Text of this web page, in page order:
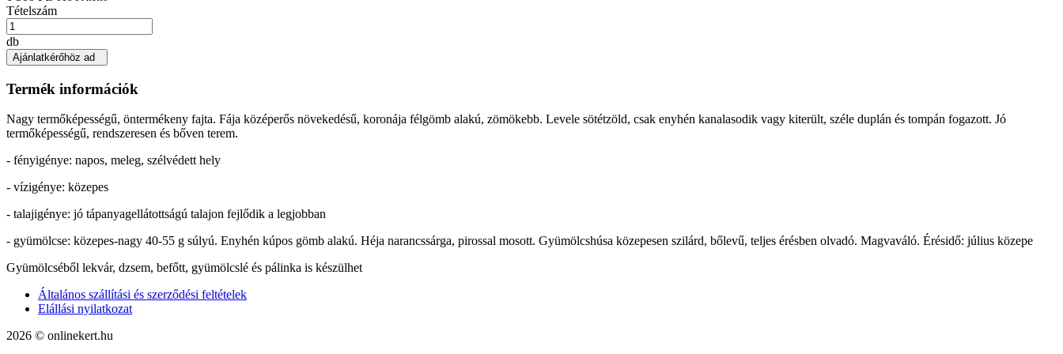
Tételszám
db
Ajánlatkérőhöz ad
Termék információk
Nagy termőképességű, öntermékeny fajta. Fája középerős növekedésű, koronája félgömb alakú, zömökebb. Levele sötétzöld, csak enyhén kanalasodik vagy kiterült, széle duplán és tompán fogazott. Jó
termőképességű, rendszeresen és bőven terem.
- fényigénye: napos, meleg, szélvédett hely
- vízigénye: közepes
- talajigénye: jó tápanyagellátottságú talajon fejlődik a legjobban
- gyümölcse: közepes-nagy 40-55 g súlyú. Enyhén kúpos gömb alakú. Héja narancssárga, pirossal mosott. Gyümölcshúsa közepesen szilárd, bőlevű, teljes érésben olvadó. Magvaváló. Érésidő: július közepe
Gyümölcséből lekvár, dzsem, befőtt, gyümölcslé és pálinka is készülhet
Általános szállítási és szerződési feltételek
Elállási nyilatkozat
2026 © onlinekert.hu